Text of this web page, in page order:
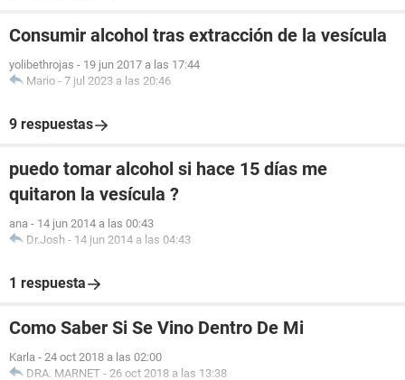
Consumir alcohol tras extracción de la vesícula
yolibethrojas - 19 jun 2017 a las 17:44
Mario - 7 jul 2023 a las 20:46
9 respuestas
puedo tomar alcohol si hace 15 días me
quitaron la vesícula ?
ana - 14 jun 2014 a las 00:43
Dr.Josh - 14 jun 2014 a las 04:43
1 respuesta
Como Saber Si Se Vino Dentro De Mi
Karla - 24 oct 2018 a las 02:00
DRA. MARNET - 26 oct 2018 a las 13:38